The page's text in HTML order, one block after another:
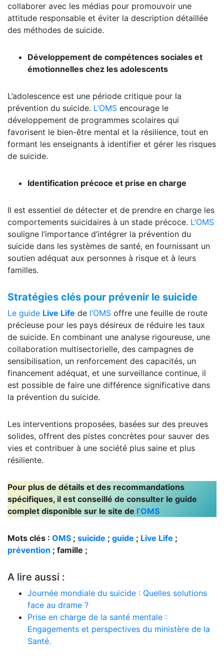
collaborer avec les médias pour promouvoir une
attitude responsable et éviter la description détaillée
des méthodes de suicide.
Développement de compétences sociales et
émotionnelles chez les adolescents
L’adolescence est une période critique pour la
prévention du suicide. L’OMS encourage le
développement de programmes scolaires qui
favorisent le bien-être mental et la résilience, tout en
formant les enseignants à identifier et gérer les risques
de suicide.
Identification précoce et prise en charge
Il est essentiel de détecter et de prendre en charge les
comportements suicidaires à un stade précoce. L’OMS
souligne l’importance d’intégrer la prévention du
suicide dans les systèmes de santé, en fournissant un
soutien adéquat aux personnes à risque et à leurs
familles.
Stratégies clés pour prévenir le suicide
Le guide Live Life de l’OMS offre une feuille de route
précieuse pour les pays désireux de réduire les taux
de suicide. En combinant une analyse rigoureuse, une
collaboration multisectorielle, des campagnes de
sensibilisation, un renforcement des capacités, un
financement adéquat, et une surveillance continue, il
est possible de faire une différence significative dans
la prévention du suicide.
Les interventions proposées, basées sur des preuves
solides, offrent des pistes concrètes pour sauver des
vies et contribuer à une société plus saine et plus
résiliente.
Pour plus de détails et des recommandations
spécifiques, il est conseillé de consulter le guide
complet disponible sur le site de l’OMS
Mots clés : OMS ; suicide ; guide ; Live Life ;
prévention ; famille ;
A lire aussi :
Journée mondiale du suicide : Quelles solutions
face au drame ?
Prise en charge de la santé mentale :
Engagements et perspectives du ministère de la
Santé.